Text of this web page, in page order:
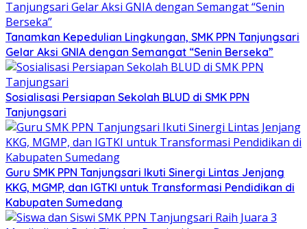
Tanamkan Kepedulian Lingkungan, SMK PPN Tanjungsari
Gelar Aksi GNIA dengan Semangat “Senin Berseka”
Sosialisasi Persiapan Sekolah BLUD di SMK PPN
Tanjungsari
Guru SMK PPN Tanjungsari Ikuti Sinergi Lintas Jenjang
KKG, MGMP, dan IGTKI untuk Transformasi Pendidikan di
Kabupaten Sumedang